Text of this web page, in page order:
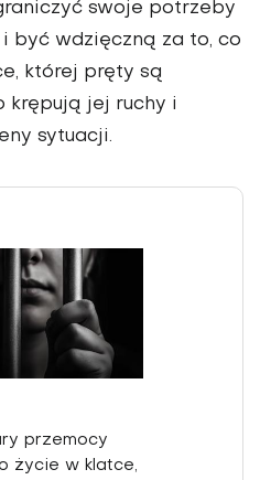
swoje potrzeby
i być wdzięczną za to, co
której pręty są
krępują jej ruchy i
sytuacji.
przemocy
życie w klatce,